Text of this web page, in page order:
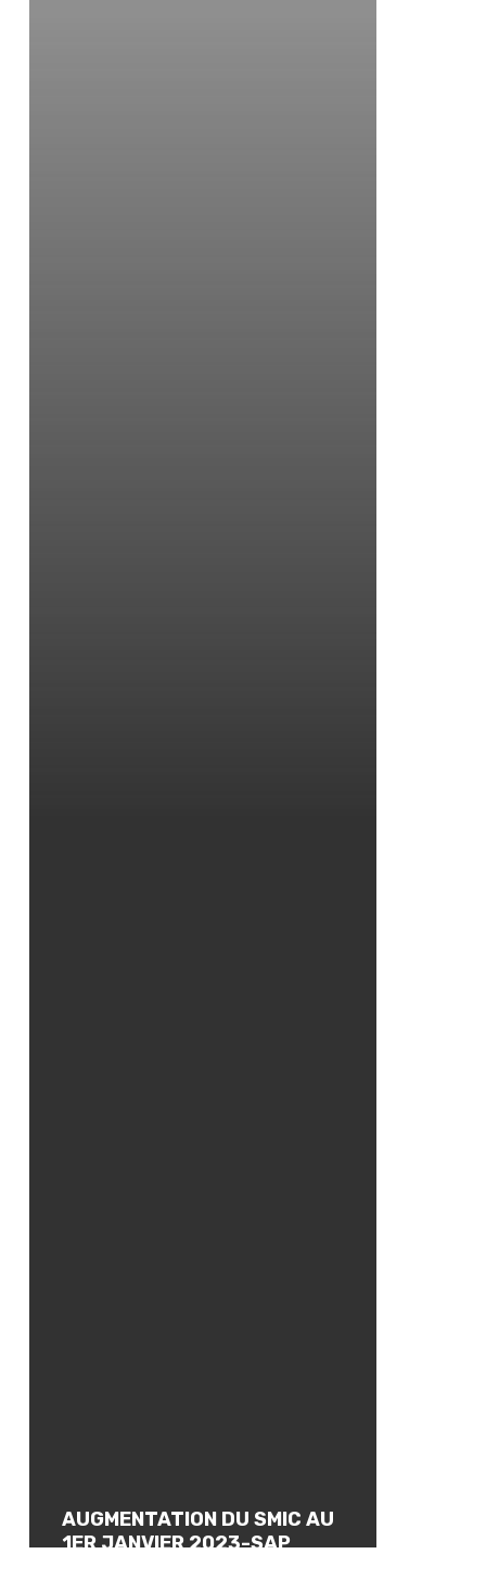
AUGMENTATION DU SMIC AU
1ER JANVIER 2023-SAP